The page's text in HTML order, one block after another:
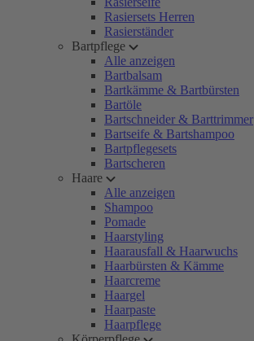
Rasiersets Herren
Rasierständer
Bartpflege
Alle anzeigen
Bartbalsam
Bartkämme & Bartbürsten
Bartöle
Bartschneider & Barttrimmer
Bartseife & Bartshampoo
Bartpflegesets
Bartscheren
Haare
Alle anzeigen
Shampoo
Pomade
Haarstyling
Haarausfall & Haarwuchs
Haarbürsten & Kämme
Haarcreme
Haargel
Haarpaste
Haarpflege